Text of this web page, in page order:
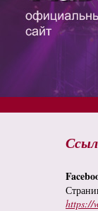
https://